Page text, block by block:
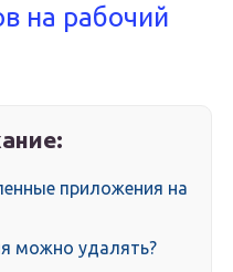
на рабочий
приложения на
можно удалять?